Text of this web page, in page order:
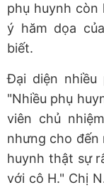
phụ huynh còn
ý hăm dọa
biết.
Đại diện
"Nhiều phụ
viên chủ
nhưng cho đến
huynh thật sự
với cô H." Chị